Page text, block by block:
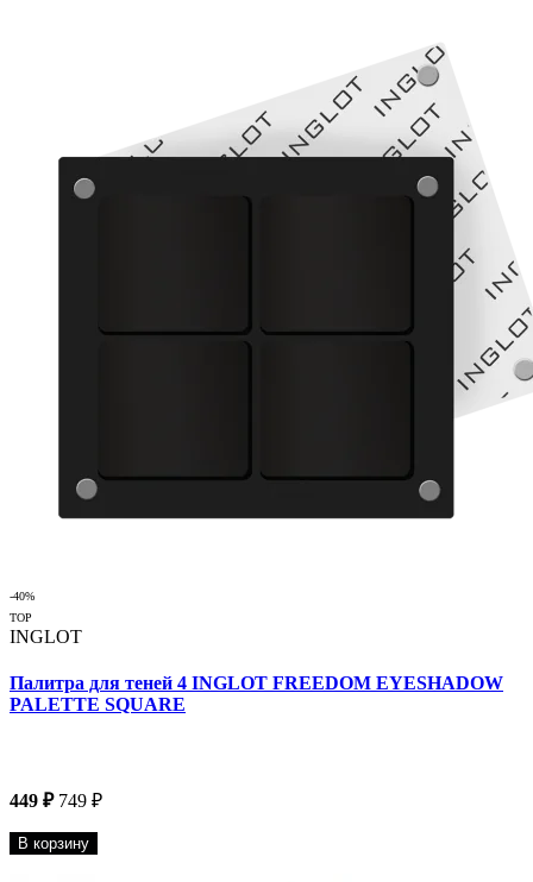
-40%
TOP
INGLOT
Палитра для теней 4 INGLOT FREEDOM EYESHADOW
PALETTE SQUARE
449 ₽ 749 ₽
В корзину